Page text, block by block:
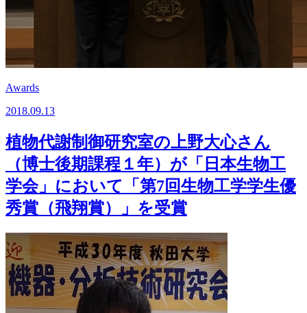
Awards
2018.09.13
植物代謝制御研究室の上野大心さん
（博士後期課程１年）が「日本生物工
学会」において「第7回生物工学学生優
秀賞（飛翔賞）」を受賞